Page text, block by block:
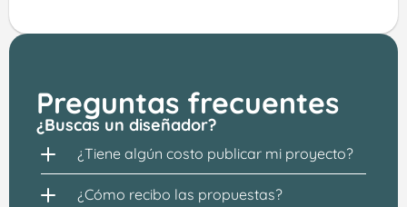
Preguntas frecuentes
¿Buscas un diseñador?
¿Tiene algún costo publicar mi proyecto?
¿Cómo recibo las propuestas?